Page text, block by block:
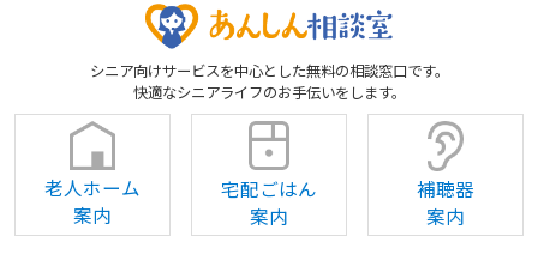
シニア向けサービスを中心とした無料の相談窓口です。
快適なシニアライフのお手伝いをします。
老人ホーム
案内
宅配ごはん
案内
補聴器
案内